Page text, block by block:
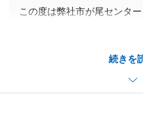
続きを
この度は弊社市が尾センタ
ましたが、最終的に気に入
つかり大変嬉しく思っており
ご入居後もご質問等がござ